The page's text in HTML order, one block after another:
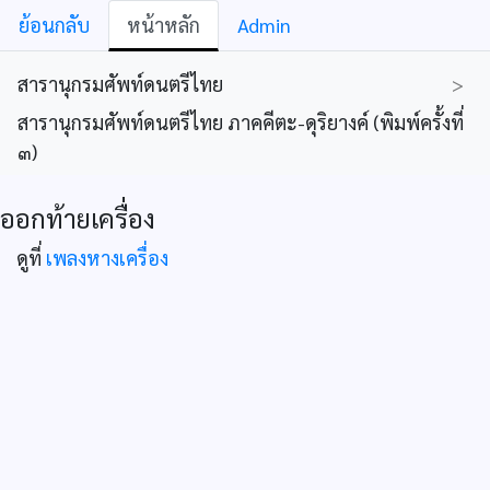
ย้อนกลับ หน้าหลัก Admin
สารานุกรมศัพท์ดนตรีไทย
>
สารานุกรมศัพท์ดนตรีไทย ภาคคีตะ-ดุริยางค์ (พิมพ์ครั้งที่
๓)
ออกท้ายเครื่อง
ดูที่ เพลงหางเครื่อง